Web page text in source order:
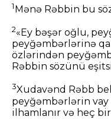
1Mənə Rəbbin bu
2«Ey bəşər oğlu,
peyğəmbərlərinə
özlərindən
Rəbbin sözünü
3Xudavənd Rəbb
peyğəmbərlərin vay
ilhamlanır və heç